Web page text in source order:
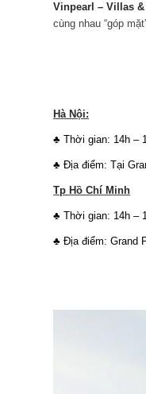
Vinpearl – Villas &
cùng nhau “góp
Hà Nội:
♣ Thời gian: 14h –
♣ Địa điểm: Tại
Tp Hồ Chí Minh
♣ Thời gian: 14h –
♣ Địa điểm: Grand